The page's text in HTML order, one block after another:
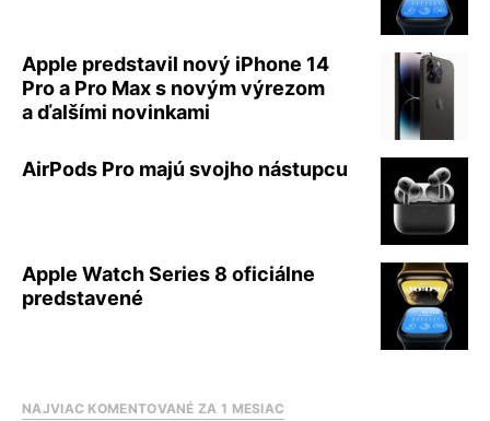
Apple predstavil nový iPhone 14
Pro a Pro Max s novým výrezom
a ďalšími novinkami
AirPods Pro majú svojho nástupcu
Apple Watch Series 8 oficiálne
predstavené
NAJVIAC KOMENTOVANÉ ZA 1 MESIAC